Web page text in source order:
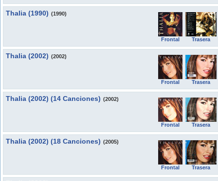
Thalia (1990) (1990)
Frontal Trasera
Thalia (2002) (2002)
Frontal Trasera
Thalia (2002) (14 Canciones) (2002)
Frontal Trasera
Thalia (2002) (18 Canciones) (2005)
Frontal Trasera